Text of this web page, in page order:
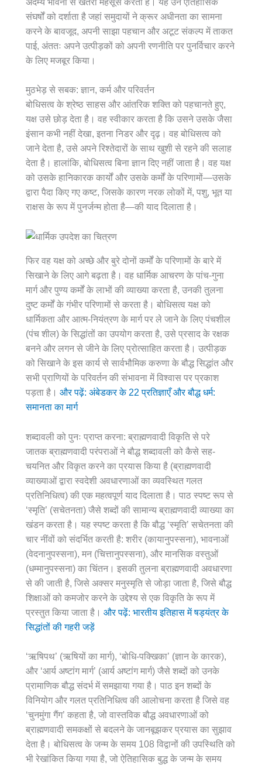
संघर्षों को दर्शाता है जहां समुदायों ने क्रूर अधीनता का सामना
करने के बावजूद, अपनी साझा पहचान और अटूट संकल्प में ताकत
पाई, अंततः अपने उत्पीड़कों को अपनी रणनीति पर पुनर्विचार करने
के लिए मजबूर किया।
मुठभेड़ से सबक: ज्ञान, कर्म और परिवर्तन
बोधिसत्व के श्रेष्ठ साहस और आंतरिक शक्ति को पहचानते हुए,
यक्ष उसे छोड़ देता है। वह स्वीकार करता है कि उसने उसके जैसा
इंसान कभी नहीं देखा, इतना निडर और दृढ़। वह बोधिसत्व को
जाने देता है, उसे अपने रिश्तेदारों के साथ खुशी से रहने की सलाह
देता है। हालांकि, बोधिसत्व बिना ज्ञान दिए नहीं जाता है। वह यक्ष
को उसके हानिकारक कार्यों और उसके कर्मों के परिणामों—उसके
द्वारा पैदा किए गए कष्ट, जिसके कारण नरक लोकों में, पशु, भूत या
राक्षस के रूप में पुनर्जन्म होता है—की याद दिलाता है।
फिर वह यक्ष को अच्छे और बुरे दोनों कर्मों के परिणामों के बारे में
सिखाने के लिए आगे बढ़ता है। वह धार्मिक आचरण के पांच-गुना
मार्ग और पुण्य कर्मों के लाभों की व्याख्या करता है, उनकी तुलना
दुष्ट कर्मों के गंभीर परिणामों से करता है। बोधिसत्व यक्ष को
धार्मिकता और आत्म-नियंत्रण के मार्ग पर ले जाने के लिए पंचशील
(पंच शील) के सिद्धांतों का उपयोग करता है, उसे प्रसाद के रक्षक
बनने और लगन से जीने के लिए प्रोत्साहित करता है। उत्पीड़क
को सिखाने के इस कार्य से सार्वभौमिक करुणा के बौद्ध सिद्धांत और
सभी प्राणियों के परिवर्तन की संभावना में विश्वास पर प्रकाश
पड़ता है। और पढ़ें: अंबेडकर के 22 प्रतिज्ञाएँ और बौद्ध धर्म:
समानता का मार्ग
शब्दावली को पुनः प्राप्त करना: ब्राह्मणवादी विकृति से परे
जातक ब्राह्मणवादी परंपराओं ने बौद्ध शब्दावली को कैसे सह-
चयनित और विकृत करने का प्रयास किया है (ब्राह्मणवादी
व्याख्याओं द्वारा स्वदेशी अवधारणाओं का व्यवस्थित गलत
प्रतिनिधित्व) की एक महत्वपूर्ण याद दिलाता है। पाठ स्पष्ट रूप से
‘स्मृति’ (सचेतनता) जैसे शब्दों की सामान्य ब्राह्मणवादी व्याख्या का
खंडन करता है। यह स्पष्ट करता है कि बौद्ध ‘स्मृति’ सचेतनता की
चार नींवों को संदर्भित करती है: शरीर (कायानुपस्सना), भावनाओं
(वेदनानुपस्सना), मन (चित्तानुपस्सना), और मानसिक वस्तुओं
(धम्मानुपस्सना) का चिंतन। इसकी तुलना ब्राह्मणवादी अवधारणा
से की जाती है, जिसे अक्सर मनुस्मृति से जोड़ा जाता है, जिसे बौद्ध
शिक्षाओं को कमजोर करने के उद्देश्य से एक विकृति के रूप में
प्रस्तुत किया जाता है। और पढ़ें: भारतीय इतिहास में षड्यंत्र के
सिद्धांतों की गहरी जड़ें
‘ऋषिपथ’ (ऋषियों का मार्ग), ‘बोधि-पक्खिका’ (ज्ञान के कारक),
और ‘आर्य अष्टांग मार्ग’ (आर्य अष्टांग मार्ग) जैसे शब्दों को उनके
प्रामाणिक बौद्ध संदर्भ में समझाया गया है। पाठ इन शब्दों के
विनियोग और गलत प्रतिनिधित्व की आलोचना करता है जिसे वह
‘चुनमुंगा गैंग’ कहता है, जो वास्तविक बौद्ध अवधारणाओं को
ब्राह्मणवादी समकक्षों से बदलने के जानबूझकर प्रयास का सुझाव
देता है। बोधिसत्व के जन्म के समय 108 विद्वानों की उपस्थिति को
भी रेखांकित किया गया है, जो ऐतिहासिक बुद्ध के जन्म के समय